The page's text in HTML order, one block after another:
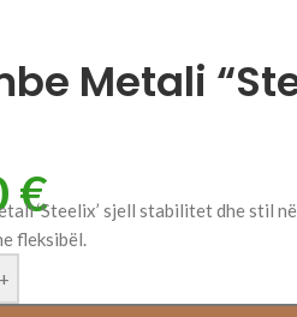
Metali
€‘Steelix’ sjell stabilitet dhe stil
fleksibël.
+